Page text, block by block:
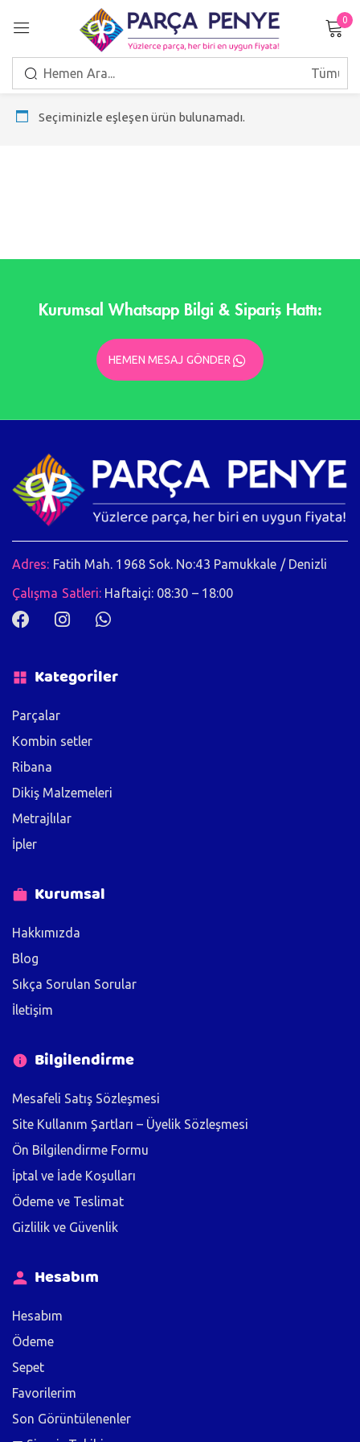
0
Seçiminizle eşleşen ürün bulunamadı.
Kurumsal Whatsapp Bilgi & Sipariş Hattı:
HEMEN MESAJ GÖNDER
Adres: Fatih Mah. 1968 Sok. No:43 Pamukkale / Denizli
Çalışma Satleri: Haftaiçi: 08:30 – 18:00
Kategoriler
Parçalar
Kombin setler
Ribana
Dikiş Malzemeleri
Metrajlılar
İpler
Kurumsal
Hakkımızda
Blog
Sıkça Sorulan Sorular
İletişim
Bilgilendirme
Mesafeli Satış Sözleşmesi
Site Kullanım Şartları – Üyelik Sözleşmesi
Ön Bilgilendirme Formu
İptal ve İade Koşulları
Ödeme ve Teslimat
Gizlilik ve Güvenlik
Hesabım
Hesabım
Ödeme
Sepet
Favorilerim
Son Görüntülenenler
Giriş Yap